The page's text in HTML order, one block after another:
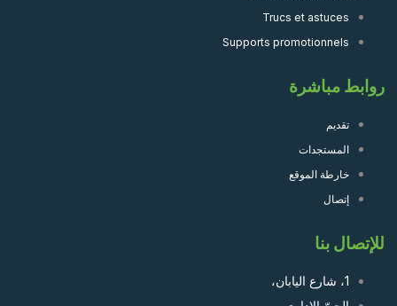
Trucs et astuces
Supports promotionnels
روابط مباشرة
تقديم
المستجدات
خارطة الموقع
إتصال
للإتصال بنا
1، شارع اليابان،